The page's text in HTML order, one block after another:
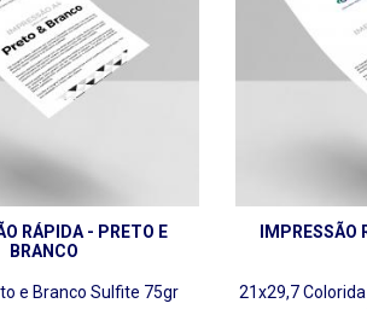
RÁPIDA - PRETO E
BRANCO
e Branco Sulfite 75gr
IMPRESSÃO
21x29,7 Colorida